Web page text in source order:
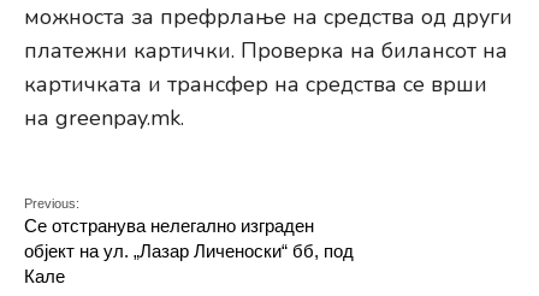
можноста за префрлање на средства од други
платежни картички. Проверка на билансот на
картичката и трансфер на средства се врши
на greenpay.mk.
Previous:
Се отстранува нелегално изграден
објект на ул. „Лазар Личеноски“ бб, под
Кале